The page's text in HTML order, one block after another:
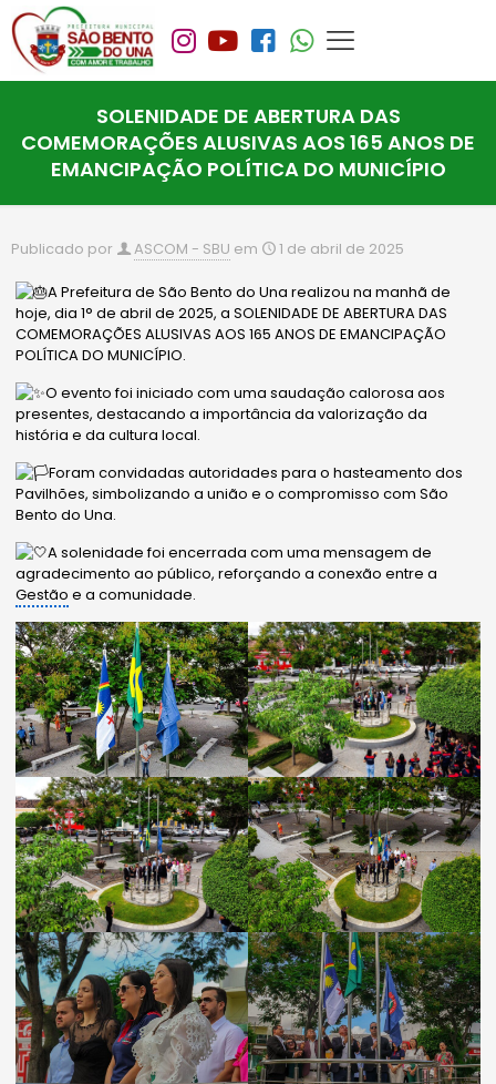
SOLENIDADE DE ABERTURA DAS
COMEMORAÇÕES ALUSIVAS AOS 165 ANOS DE
EMANCIPAÇÃO POLÍTICA DO MUNICÍPIO
Publicado por ASCOM - SBU em 1 de abril de 2025
A Prefeitura de São Bento do Una realizou na manhã de
hoje, dia 1° de abril de 2025, a SOLENIDADE DE ABERTURA DAS
COMEMORAÇÕES ALUSIVAS AOS 165 ANOS DE EMANCIPAÇÃO
POLÍTICA DO MUNICÍPIO.
O evento foi iniciado com uma saudação calorosa aos
presentes, destacando a importância da valorização da
história e da cultura local.
Foram convidadas autoridades para o hasteamento dos
Pavilhões, simbolizando a união e o compromisso com São
Bento do Una.
A solenidade foi encerrada com uma mensagem de
agradecimento ao público, reforçando a conexão entre a
Gestão e a comunidade.